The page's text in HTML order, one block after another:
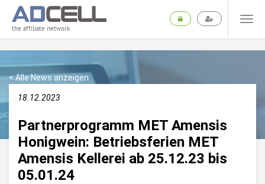
the affiliate network
< Alle News anzeigen
18.12.2023
Partnerprogramm MET Amensis
Honigwein: Betriebsferien MET
Amensis Kellerei ab 25.12.23 bis
05.01.24